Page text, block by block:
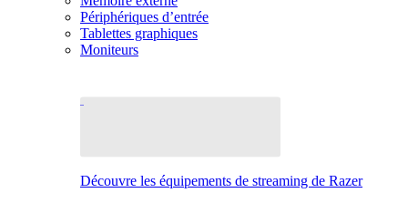
Périphériques d’entrée
Tablettes graphiques
Moniteurs
Découvre les équipements de streaming de Razer